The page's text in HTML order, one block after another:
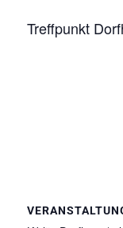
Treffpunkt